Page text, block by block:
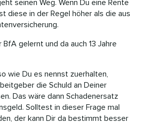
seinen Weg. Wenn Du eine Rente
diese in der Regel höher als die aus
gelernt und da auch 13 Jahre
wie Du es nennst zuerhalten,
die Schuld an Deiner
Das wäre dann Schadenersatz
Solltest in dieser Frage mal
der kann Dir da bestimmt besser